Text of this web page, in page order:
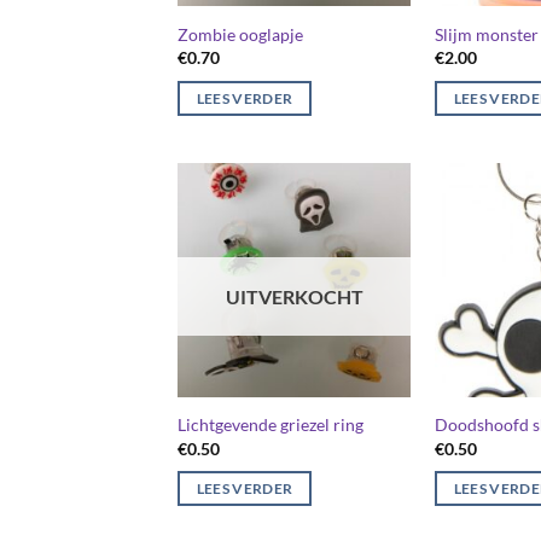
Zombie ooglapje
€0.70
LEES VERDER
Slijm monster
€2.00
LEES
UITVERKOCHT
Lichtgevende griezel ring
€0.50
LEES VERDER
Doodshoofd
€0.50
LEES